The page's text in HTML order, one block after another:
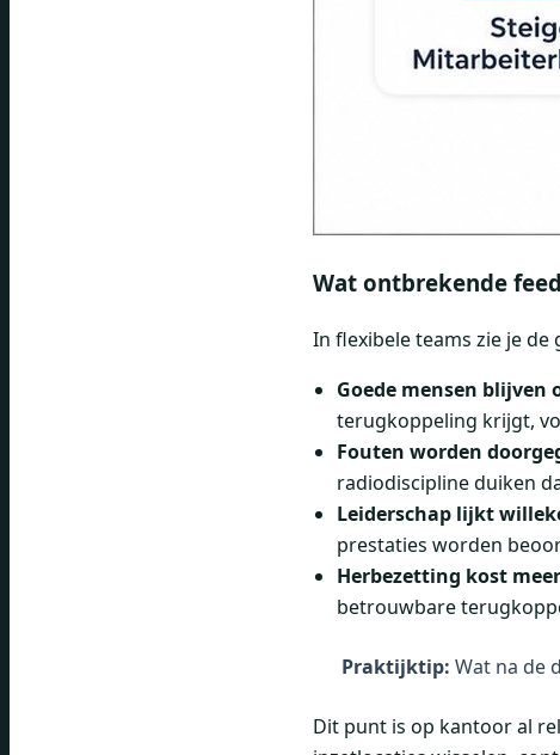
Wat ontbrekende
In flexibele teams zie je de
Goede mensen blijven
terugkoppeling krijgt,
Fouten worden
radiodiscipline duiken
Leiderschap lijkt
prestaties worden
Herbezetting kost
betrouwbare
Praktijktip: Wat na de
Dit punt is op kantoor al